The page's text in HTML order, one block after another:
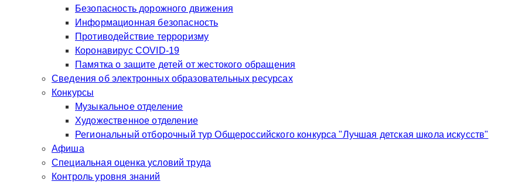
Безопасность дорожного движения
Информационная безопасность
Противодействие терроризму
Коронавирус COVID-19
Памятка о защите детей от жестокого обращения
Сведения об электронных образовательных ресурсах
Конкурсы
Музыкальное отделение
Художественное отделение
Региональный отборочный тур Общероссийского конкурса "Лучшая детская школа искусств"
Афиша
Специальная оценка условий труда
Контроль уровня знаний